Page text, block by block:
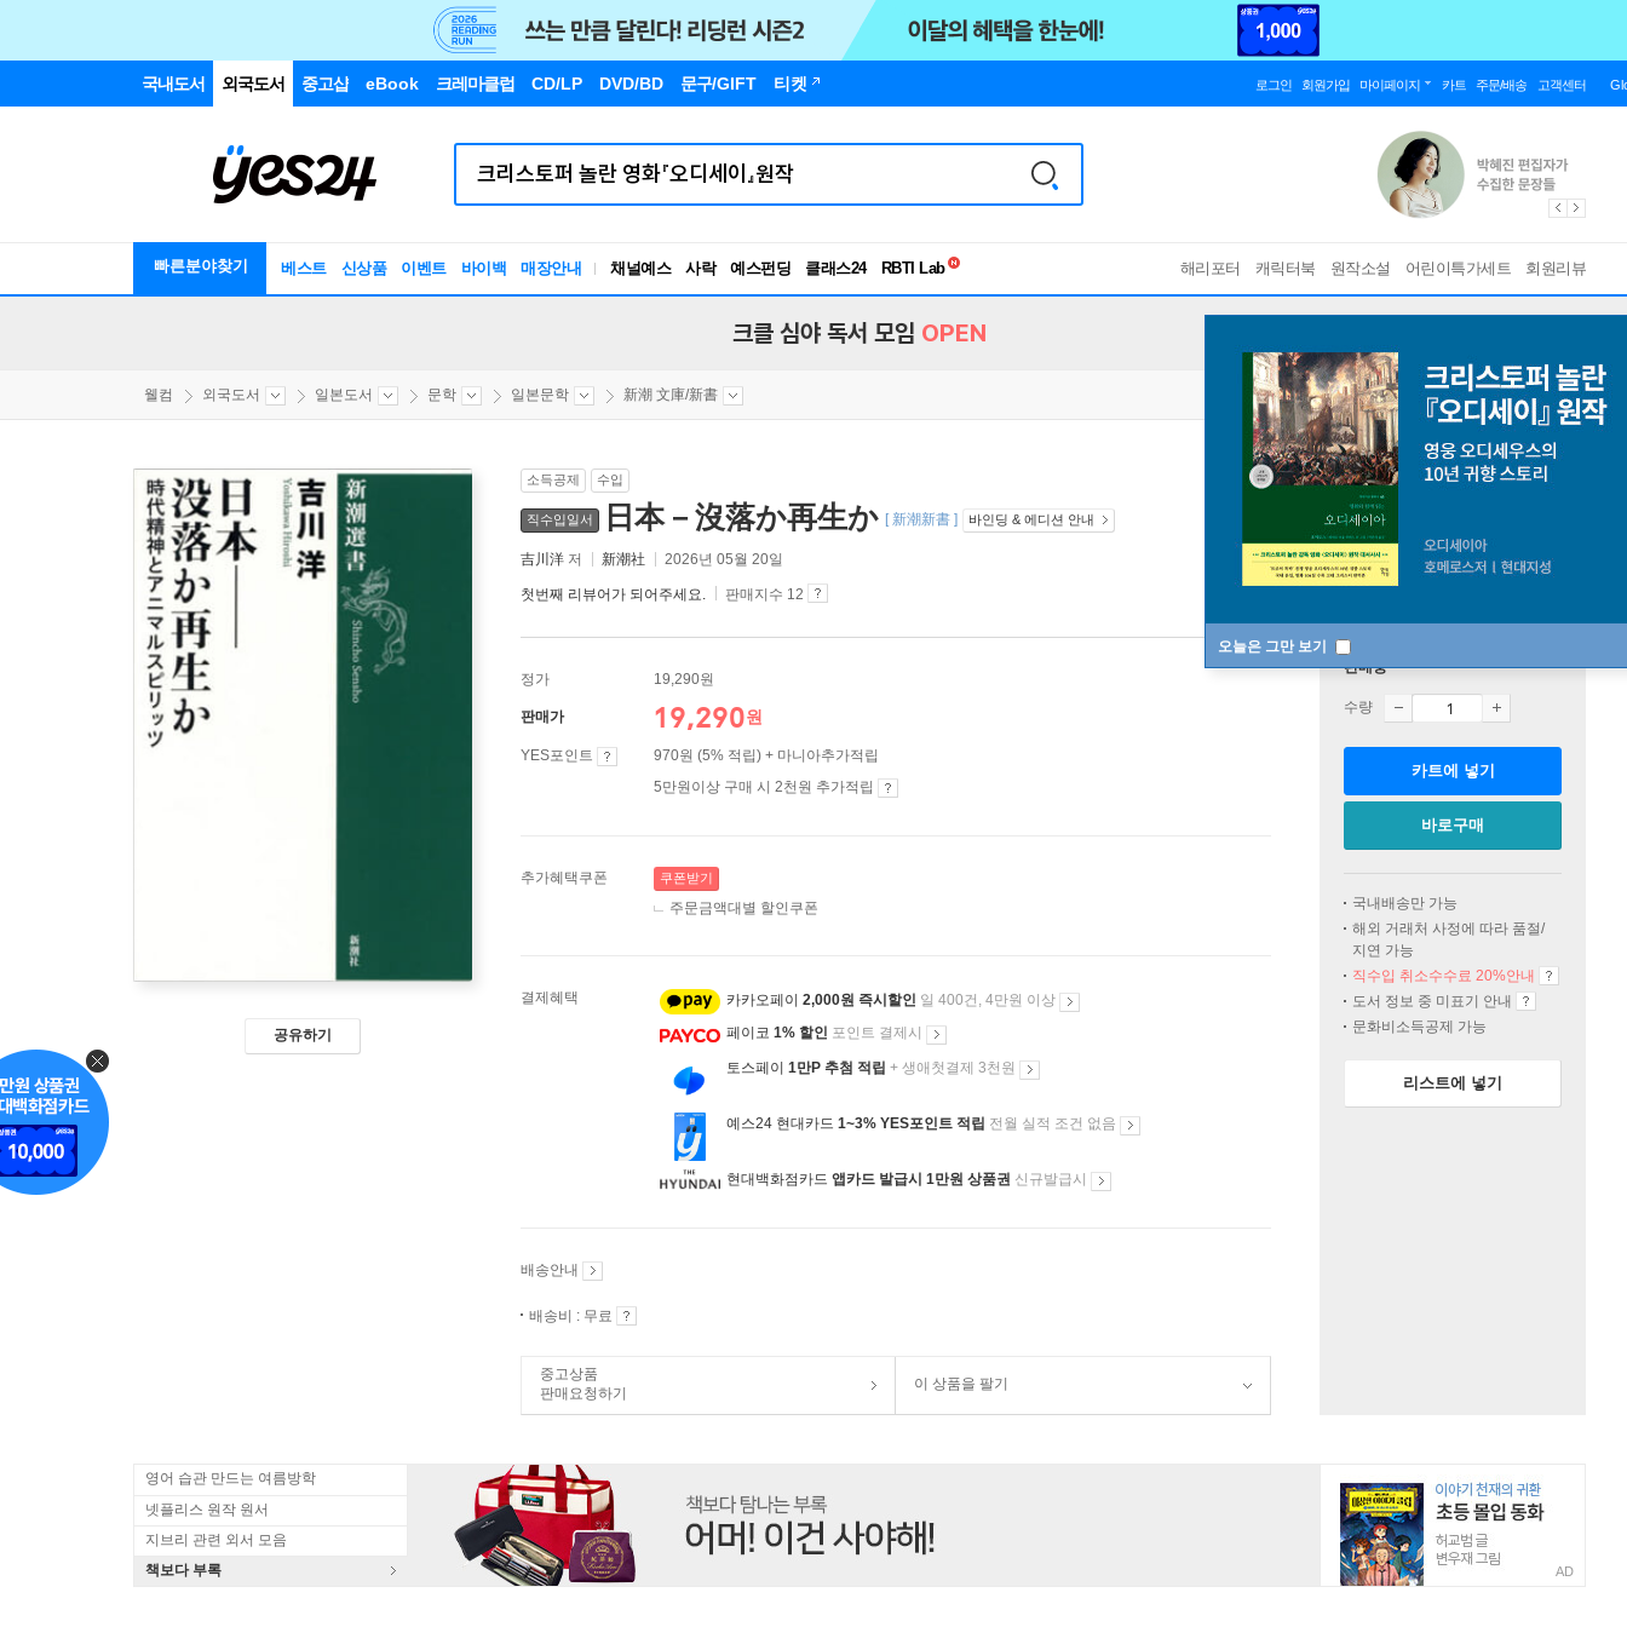
국내도서 외국도서 중고샵 eBook 크레마클럽 CD/LP DVD/BD 문구/GIFT 티켓 로그인 회원가입 마이페이지 카트 주문/배송 고객센터
빠른분야찾기 베스트 신상품 이벤트 바이백 매장안내 채널예스 사락 예스펀딩 클래스24
RBTI Lab
독서유형검사
해리포터 캐릭터북 원작소설 어린이특가세트 회원리뷰
오늘은 그만 보기
크클 심야 독서 모임 OPEN
웰컴 외국도서 일본도서 문학 일본문학 新潮 文庫/新書
공유하기
소득공제 수입
직수입일서 日本－沒落か再生か [ 新潮新書 ] 바인딩 & 에디션 안내
吉川洋 저 新潮社 2026년 05월 20일
첫번째 리뷰어가 되어주세요. 판매지수 12
정가 19,290원
판매가 19,290원
YES포인트
970원 (5% 적립) + 마니아추가적립
5만원이상 구매 시 2천원 추가적립
추가혜택쿠폰 쿠폰받기
주문금액대별 할인쿠폰
결제혜택 카카오페이 2,000원 즉시할인 일 400건, 4만원 이상
페이코 1% 할인 포인트 결제시
토스페이 1만P 추첨 적립 + 생애첫결제 3천원
예스24 현대카드 1~3% YES포인트 적립 전월 실적 조건 없음
현대백화점카드 앱카드 발급시 1만원 상품권 신규발급시
배송안내
배송비 : 무료
중고상품
판매요청하기
이 상품을 팔기
판매중
수량
카트에 넣기
바로구매
국내배송만 가능
해외 거래처 사정에 따라 품절/
지연 가능
직수입 취소수수료 20%안내
도서 정보 중 미표기 안내
문화비소득공제 가능
리스트에 넣기
영어 습관 만드는 여름방학
넷플리스 원작 원서
지브리 관련 외서 모음
책보다 부록
AD